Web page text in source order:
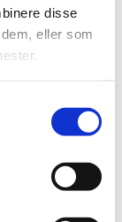
disse
eller som
Der er